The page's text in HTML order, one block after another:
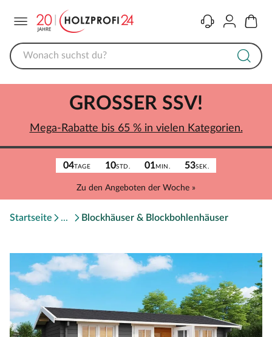
KontaktKonto
04TAGE 10STD. 01MIN. 53SEK.
Zu den Angeboten der Woche »
GROSSER SSV!
Mega-Rabatte bis 65 % in vielen Kategorien.
Startseite Blockhäuser & Blockbohlenhäuser